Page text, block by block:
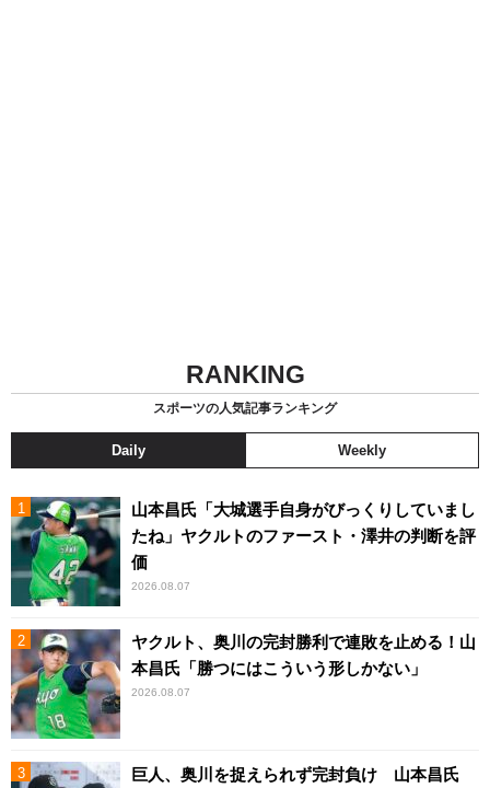
RANKING
スポーツの人気記事ランキング
Daily Weekly
山本昌氏「大城選手自身がびっくりしていまし
たね」ヤクルトのファースト・澤井の判断を評
価
2026.08.07
ヤクルト、奥川の完封勝利で連敗を止める！山
本昌氏「勝つにはこういう形しかない」
2026.08.07
巨人、奥川を捉えられず完封負け 山本昌氏